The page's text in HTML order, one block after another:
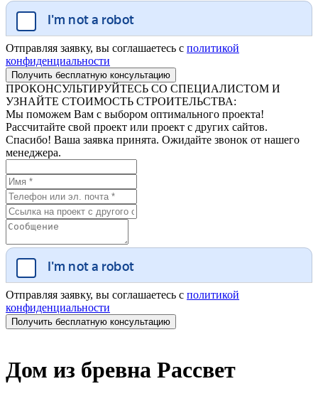
Отправляя заявку, вы соглашаетесь с политикой
конфиденциальности
ПРОКОНСУЛЬТИРУЙТЕСЬ СО СПЕЦИАЛИСТОМ И
УЗНАЙТЕ СТОИМОСТЬ СТРОИТЕЛЬСТВА:
Мы поможем Вам с выбором оптимального проекта!
Рассчитайте свой проект или проект с других сайтов.
Спасибо! Ваша заявка принята. Ожидайте звонок от нашего
менеджера.
Отправляя заявку, вы соглашаетесь с политикой
конфиденциальности
Дом из бревна Рассвет